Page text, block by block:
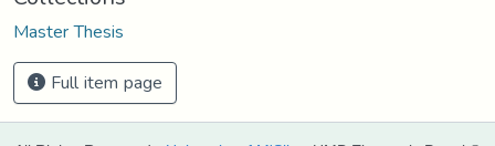
Master Thesis
Full item page